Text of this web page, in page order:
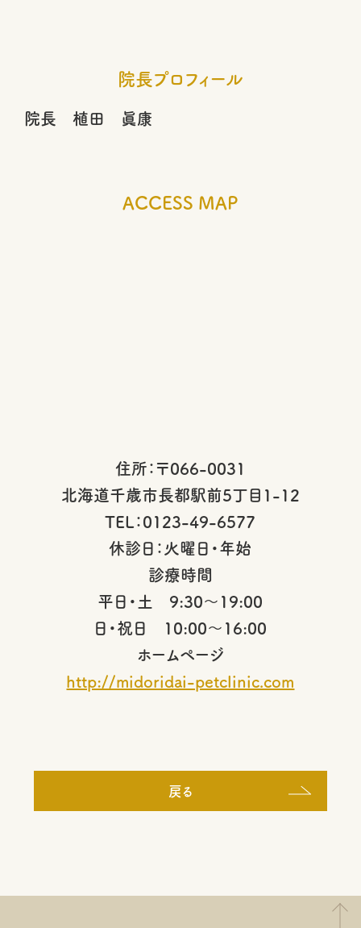
院長プロフィール
院長 植田 眞康
ACCESS MAP
住所：〒066-0031
北海道千歳市長都駅前5丁目1-12
TEL：0123-49-6577
休診日：火曜日・年始
診療時間
平日・土 9:30～19:00
日・祝日 10:00～16:00
ホームページ
http://midoridai-petclinic.com
戻る